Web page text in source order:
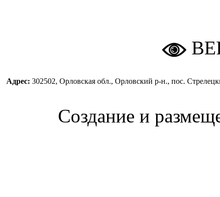
Адрес: 302502, Орловская обл., Орловский р-н., пос.
Создание и